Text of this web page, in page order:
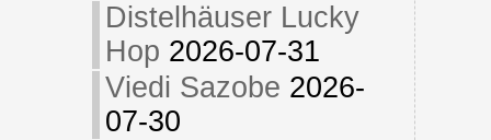
Distelhäuser Lucky
Hop 2026-07-31
Viedi Sazobe 2026-
07-30